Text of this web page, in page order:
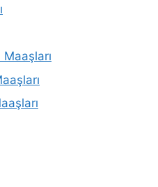
Maaşları